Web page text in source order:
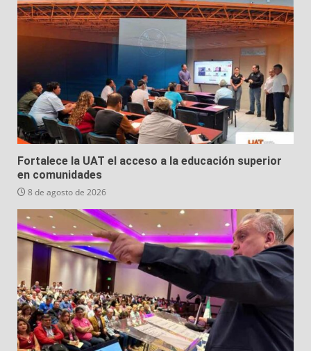
Fortalece la UAT el acceso a la educación superior
en comunidades
8 de agosto de 2026